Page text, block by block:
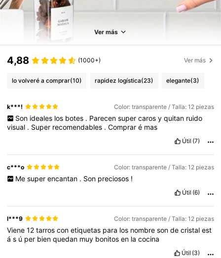
Ver más
4,88 (1000+) Ver más
lo volveré a comprar(10) rapidez logística(23) elegante(3)
k***! Color: transparente / Talla: 12 piezas
Son ideales los botes . Parecen super caros y quitan ruido
visual . Super recomendables .Compraré mas
Útil (7)
c***o Color: transparente / Talla: 12 piezas
Me super encantan . Son preciosos !
Útil (6)
l***9 Color: transparente / Talla: 12 piezas
Viene12tarrosconetiquetas para los nombresondecristalest
ás ú per bienquedan muy bonitosen lacocina
Útil (3)